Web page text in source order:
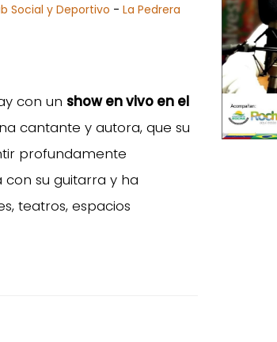
Social y Deportivo - La Pedrera
con un show en vivo en el
cantante y autora, que su
profundamente
su guitarra y ha
teatros, espacios